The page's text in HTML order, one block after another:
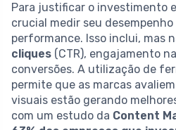
Para justificar o investimento
crucial medir seu
performance. Isso inclui, mas
cliques (CTR), engajamento
conversões. A utilização de
permite que as marcas
visuais estão gerando
com um estudo da Content